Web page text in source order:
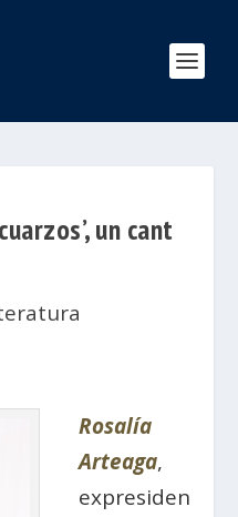
un cant
Rosalía
Arteaga,
expresiden